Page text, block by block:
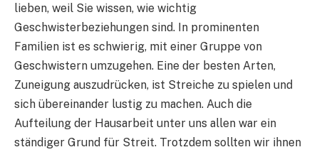
lieben, weil Sie wissen, wie wichtig
Geschwisterbeziehungen sind. In prominenten
Familien ist es schwierig, mit einer Gruppe von
Geschwistern umzugehen. Eine der besten Arten,
Zuneigung auszudrücken, ist Streiche zu spielen und
sich übereinander lustig zu machen. Auch die
Aufteilung der Hausarbeit unter uns allen war ein
ständiger Grund für Streit. Trotzdem sollten wir ihnen